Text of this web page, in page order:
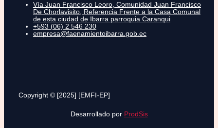
Vía Juan Francisco Leoro, Comunidad Juan Francisco
De Chorlavisito, Referencia Frente a la Casa Comunal
de esta ciudad de Ibarra parroquia Caranqui
+593 (06) 2 546 230
empresa@faenamientoibarra.gob.ec
Copyright © [2025] [EMFI-EP]
Desarrollado por ProdSis